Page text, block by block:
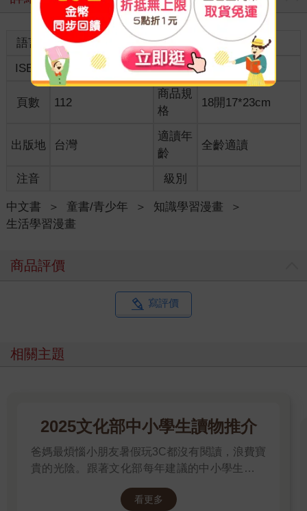
語言 中文繁體 裝訂
紙本平裝
ISBN
9786264326124 分級 普通級
頁數 112
商品規
格
18開17*23cm
出版地 台灣
適讀年
齡
全齡適讀
注音 級別
中文書 ＞ 童書/青少年 ＞ 知識學習漫畫
＞
生活學習漫畫
商品評價
寫評價
相關主題
2025文化部中小學生讀物推介
爸媽最煩惱小朋友暑假玩3C都沒有閱讀，浪費寶
貴的光陰。跟著文化部每年建議的中小學生讀物
看更多